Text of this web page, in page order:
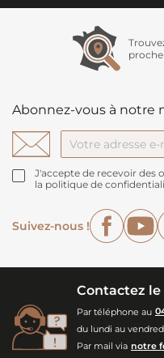
Abonnez-vous à notre
J'accepte de recevoir des
la politique de
Suivez-nous !
Contactez
Par téléphone au
du lundi au
Par mail via notre